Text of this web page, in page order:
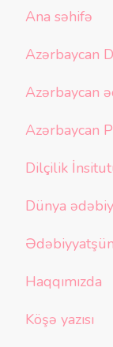
Ana səhifə
Azərbaycan
Azərbaycan
Azərbaycan
Dilçilik
Dünya
Haqqımızda
Köşə yazısı